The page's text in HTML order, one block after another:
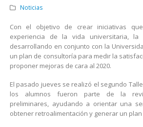
Noticias
Con el objetivo de crear iniciativas
experiencia de la vida universitaria, la
desarrollando en conjunto con la
un plan de consultoría para medir la
proponer mejoras de cara al 2020.
El pasado jueves se realizó el segundo
los alumnos fueron parte de la
preliminares, ayudando a orientar una
obtener retroalimentación y generar un plan